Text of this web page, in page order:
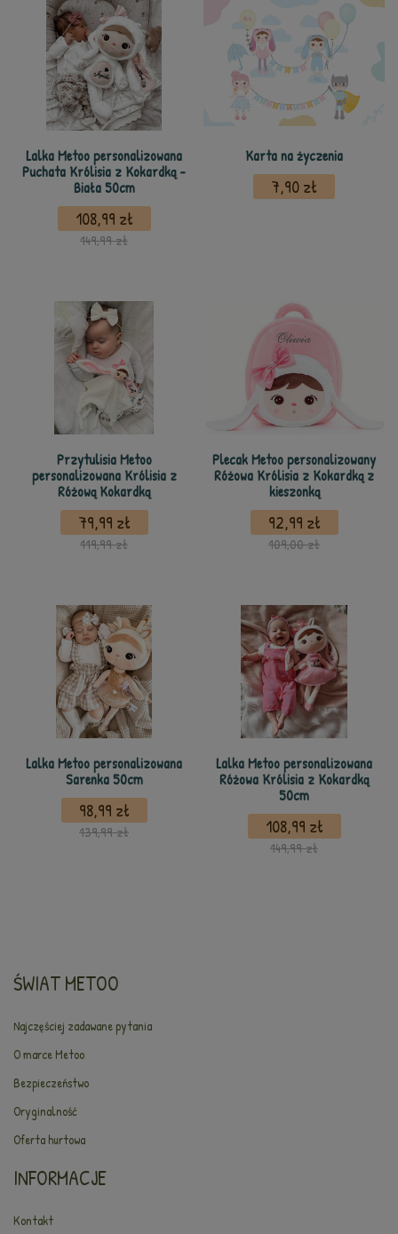
Lalka Metoo personalizowana
Puchata Królisia z Kokardką -
Biała 50cm
108,99 zł
149,99 zł
Karta na życzenia
7,90 zł
Przytulisia Metoo
personalizowana Królisia z
Różową Kokardką
79,99 zł
119,99 zł
Plecak Metoo personalizowany
Różowa Królisia z Kokardką z
kieszonką
92,99 zł
109,00 zł
Lalka Metoo personalizowana
Sarenka 50cm
98,99 zł
139,99 zł
Lalka Metoo personalizowana
Różowa Królisia z Kokardką
50cm
108,99 zł
149,99 zł
ŚWIAT METOO
Najczęściej zadawane pytania
O marce Metoo
Bezpieczeństwo
Oryginalność
Oferta hurtowa
INFORMACJE
Kontakt